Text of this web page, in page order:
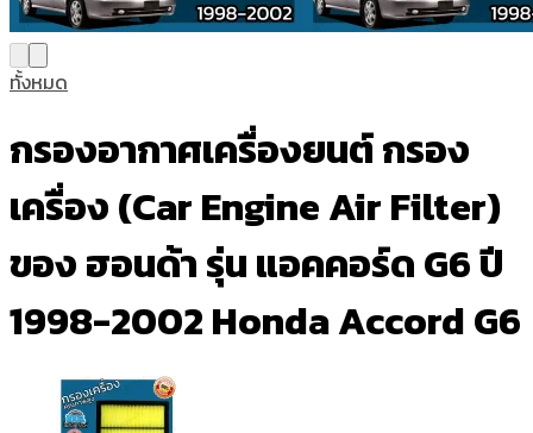
ทั้งหมด
กรองอากาศเครื่องยนต์ กรอง
เครื่อง (Car Engine Air Filter)
ของ ฮอนด้า รุ่น แอคคอร์ด G6 ปี
1998-2002 Honda Accord G6